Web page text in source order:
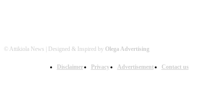
© Attikiola News | Designed & Inspired by Olega Advertising
Disclaimer Privacy Advertisement Contact us